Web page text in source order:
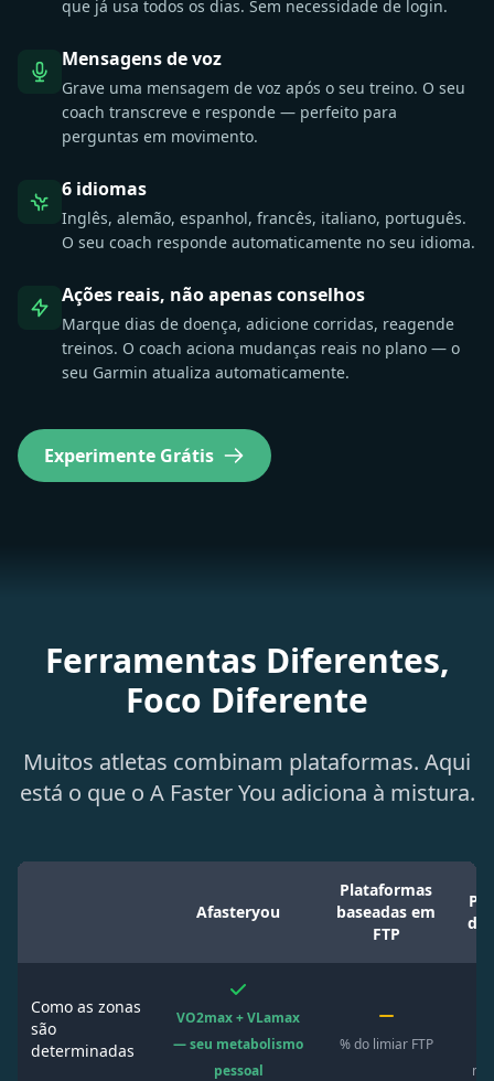
que já usa todos os dias. Sem necessidade de login.
Mensagens de voz
Grave uma mensagem de voz após o seu treino. O seu
coach transcreve e responde — perfeito para
perguntas em movimento.
6 idiomas
Inglês, alemão, espanhol, francês, italiano, português.
O seu coach responde automaticamente no seu idioma.
Ações reais, não apenas conselhos
Marque dias de doença, adicione corridas, reagende
treinos. O coach aciona mudanças reais no plano — o
seu Garmin atualiza automaticamente.
Experimente Grátis
Ferramentas Diferentes,
Foco Diferente
Muitos atletas combinam plataformas. Aqui
está o que o A Faster You adiciona à mistura.
Afasteryou
Plataformas
baseadas em
FTP
de
Como as zonas
são
determinadas
VO2max + VLamax
— seu metabolismo
pessoal
% do limiar FTP